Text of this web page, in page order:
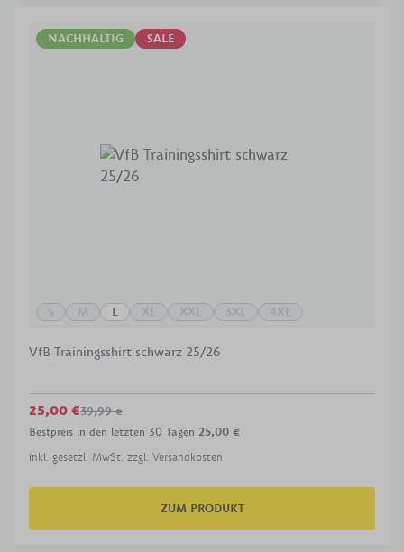
NACHHALTIG SALE
L
VfB Trainingsshirt schwarz 25/26
25,00 €39,99 €
Bestpreis in den letzten 30 Tagen 25,00 €
inkl. gesetzl. MwSt. zzgl. Versandkosten
ZUM PRODUKT